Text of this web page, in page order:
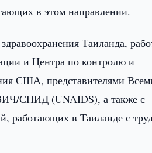
в этом направлении.
Таиланда,
и Центра по контролю и
США, представителями
СПИД (UNAIDS), а также с
работающих в Таиланде с